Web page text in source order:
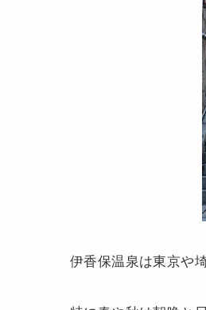
伊香保温泉は東京や